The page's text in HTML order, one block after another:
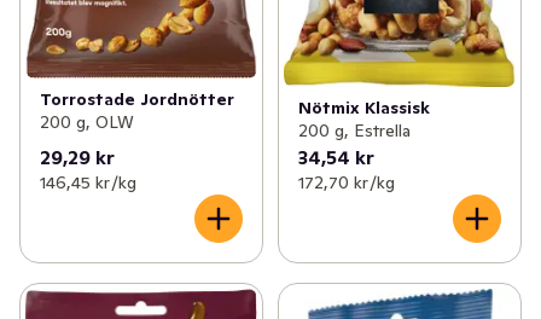
Torrostade Jordnötter
200 g, OLW
29,29 kr
146,45 kr /kg
Nötmix Klassisk
200 g, Estrella
34,54 kr
172,70 kr /kg